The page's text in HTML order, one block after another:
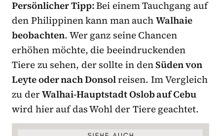
Persönlicher Tipp:Bei einem Tauchgang auf
den Philippinen kann man auchWalhaie
beobachten. Wer ganz seine Chancen
erhöhen möchte, die beeindruckenden
Tiere zu sehen, der sollte in denSüden von
Leyte oder nach Donsolreisen. Im Vergleich
zu derWalhai-Hauptstadt Oslob auf Cebu
wird hier auf das Wohl der Tiere geachtet.